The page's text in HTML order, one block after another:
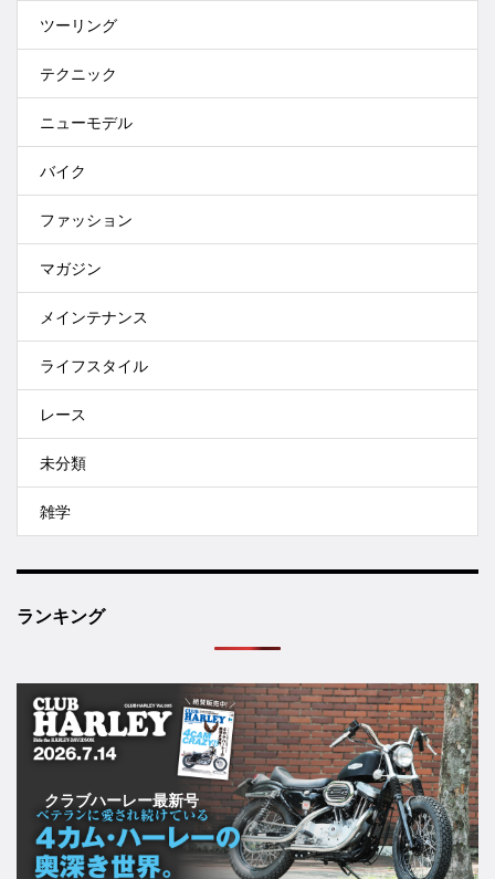
ツーリング
テクニック
ニューモデル
バイク
ファッション
マガジン
メインテナンス
ライフスタイル
レース
未分類
雑学
ランキング
クラブハーレー最新号